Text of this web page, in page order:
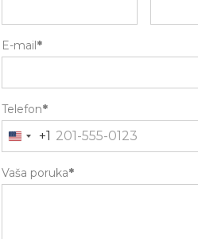
E-mail*
Telefon*
+1
Vaša poruka*